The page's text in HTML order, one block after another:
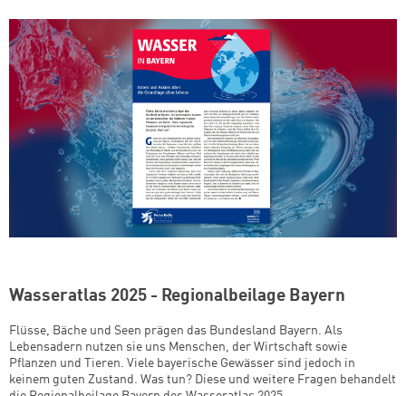
Wasseratlas 2025 - Regionalbeilage Bayern
Flüsse, Bäche und Seen prägen das Bundesland Bayern. Als
Lebensadern nutzen sie uns Menschen, der Wirtschaft sowie
Pflanzen und Tieren. Viele bayerische Gewässer sind jedoch in
keinem guten Zustand. Was tun? Diese und weitere Fragen behandelt